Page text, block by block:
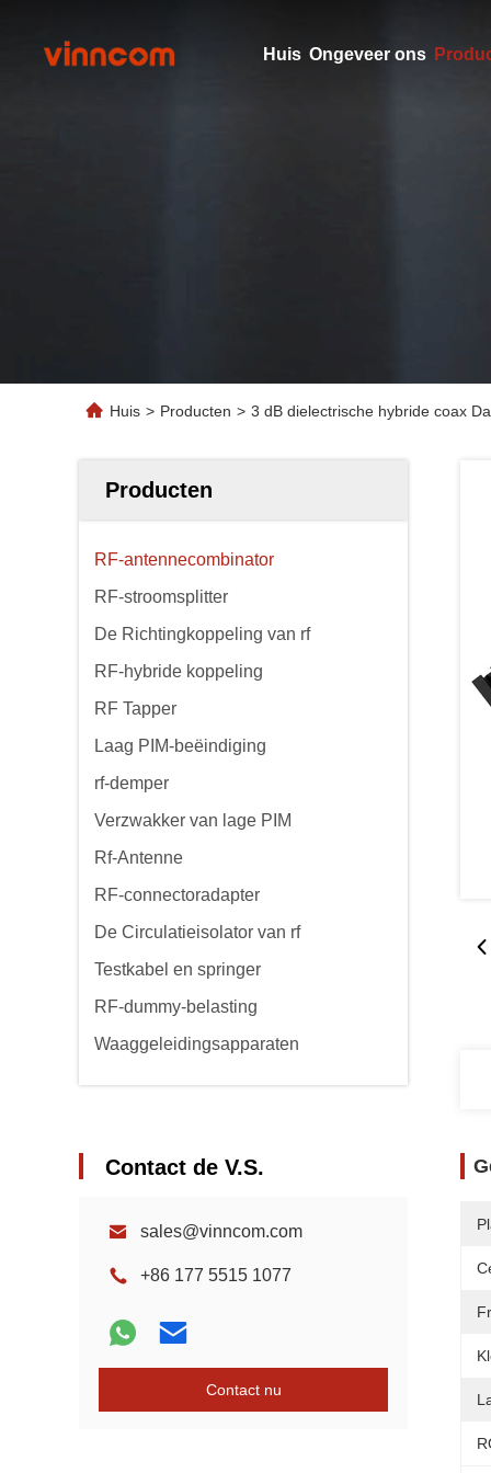
Huis Ongeveer ons
Huis > Producten > 3 dB dielectrische hybride coax
Producten
RF-antennecombinator
RF-stroomsplitter
De Richtingkoppeling van rf
RF-hybride koppeling
RF Tapper
Laag PIM-beëindiging
rf-demper
Verzwakker van lage PIM
Rf-Antenne
RF-connectoradapter
De Circulatieisolator van rf
Testkabel en springer
RF-dummy-belasting
Waaggeleidingsapparaten
Contact de V.S.
sales@vinncom.com
+86 177 5515 1077
Contact nu